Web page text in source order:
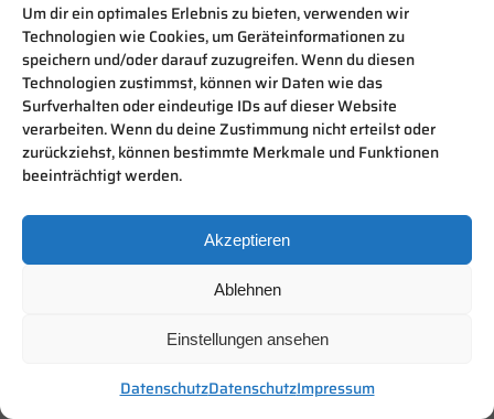
Um dir ein optimales Erlebnis zu bieten, verwenden wir
Technologien wie Cookies, um Geräteinformationen zu
speichern und/oder darauf zuzugreifen. Wenn du diesen
Technologien zustimmst, können wir Daten wie das
Surfverhalten oder eindeutige IDs auf dieser Website
verarbeiten. Wenn du deine Zustimmung nicht erteilst oder
zurückziehst, können bestimmte Merkmale und Funktionen
beeinträchtigt werden.
Akzeptieren
Ablehnen
Einstellungen ansehen
DatenschutzDatenschutzImpressum